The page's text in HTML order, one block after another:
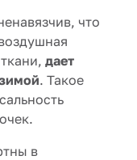
что
дает
. Такое
в